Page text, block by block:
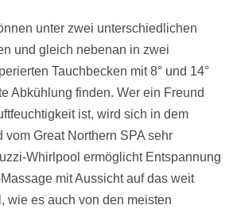
unter zwei unterschiedlichen
und gleich nebenan in zwei
Tauchbecken mit 8° und 14°
Abkühlung finden. Wer ein Freund
ist, wird sich in dem
vom Great Northern SPA sehr
Whirlpool ermöglicht Entspannung
mit Aussicht auf das weit
wie es auch von den meisten